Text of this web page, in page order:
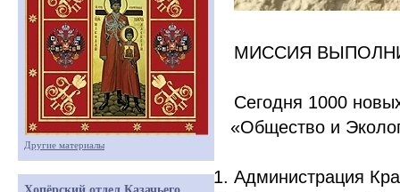
МИССИЯ
Сегодня 1000
«Общество и
Администрация
Другие материалы